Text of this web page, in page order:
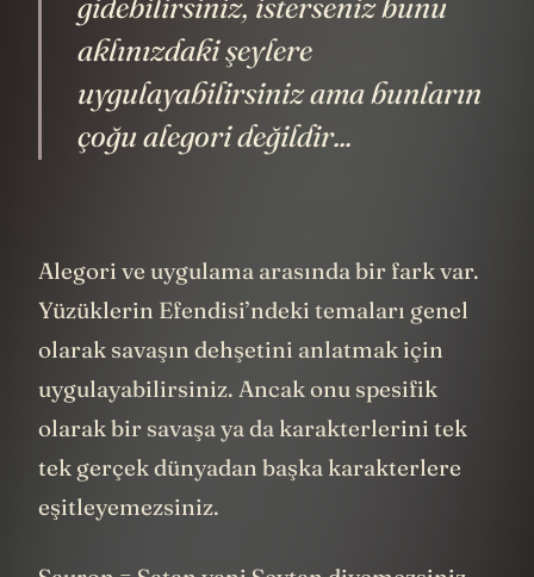
gidebilirsiniz, isterseniz bunu
aklınızdaki şeylere
uygulayabilirsiniz ama bunların
çoğu alegori değildir...
Alegori ve uygulama arasında bir fark var.
Yüzüklerin Efendisi’ndeki temaları genel
olarak savaşın dehşetini anlatmak için
uygulayabilirsiniz. Ancak onu spesifik
olarak bir savaşa ya da karakterlerini tek
tek gerçek dünyadan başka karakterlere
eşitleyemezsiniz.